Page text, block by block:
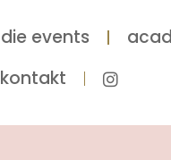
die events
kontakt